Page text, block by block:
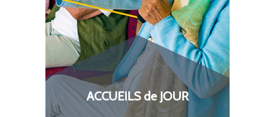
ACCUEILS de JOUR